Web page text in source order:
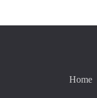
Home